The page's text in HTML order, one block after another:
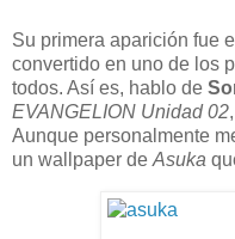
Su primera aparición fue
convertido en uno de los
todos. Así es, hablo de
EVANGELION Unidad 02
Aunque personalmente
un wallpaper de Asuka